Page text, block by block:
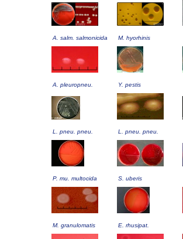
A. salm. salmonicida M. hyorhinis
A. pleuropneu. Y. pestis
L. pneu. pneu. L. pneu. pneu.
P. mu. multocida S. uberis
M. granulomatis E. rhusipat.